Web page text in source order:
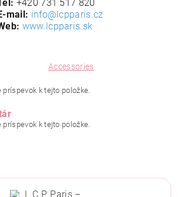
+420 731 517 820
mail: info@lcpparis.cz
www.lcpparis.sk
Accessories
k tejto položke.
k tejto položke.